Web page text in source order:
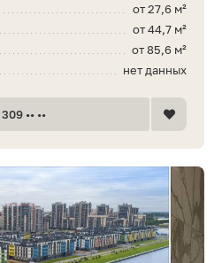
от 27,6 м²
от 44,7 м²
от 85,6 м²
нет данных
•• ••